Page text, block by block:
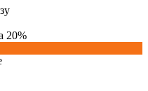
20%